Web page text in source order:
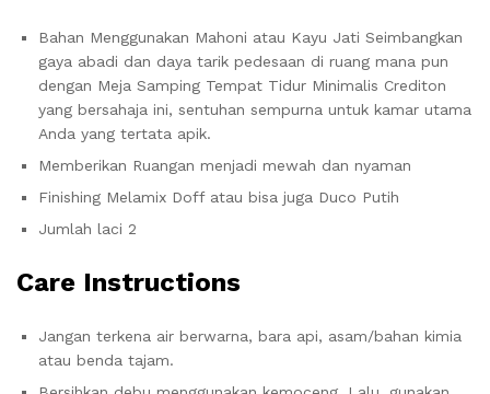
Bahan Menggunakan Mahoni atau Kayu Jati Seimbangkan
gaya abadi dan daya tarik pedesaan di ruang mana pun
dengan Meja Samping Tempat Tidur Minimalis Crediton
yang bersahaja ini, sentuhan sempurna untuk kamar utama
Anda yang tertata apik.
Memberikan Ruangan menjadi mewah dan nyaman
Finishing Melamix Doff atau bisa juga Duco Putih
Jumlah laci 2
Care Instructions
Jangan terkena air berwarna, bara api, asam/bahan kimia
atau benda tajam.